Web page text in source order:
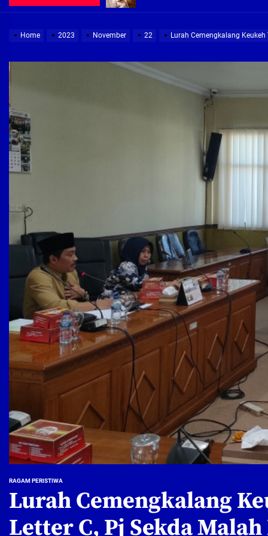
Peduli Warga Miskin, Bupati
Pembebasan Lahan Hampir
Demi Jajaran Direksi Delta Tirta
Home 2023 November 22 Lurah Cemengkalang
RAGAM PERISTIWA
Lurah Cemengkalang
Letter C, Pj Sekda